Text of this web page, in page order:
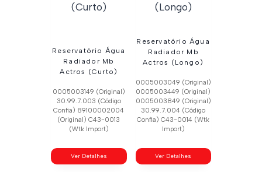
Reservatório Água
Radiador Mb
Actros (Curto)
0005003149 (Original)
30.99.7.003 (Código
Confia) 89100002004
(Original) C43-0013
(Wtk Import)
Ver Detalhes
Reservatório Água
Radiador Mb
Actros (Longo)
0005003049 (Original)
0005003449 (Original)
0005003849 (Original)
30.99.7.004 (Código
Confia) C43-0014 (Wtk
Import)
Ver Detalhes